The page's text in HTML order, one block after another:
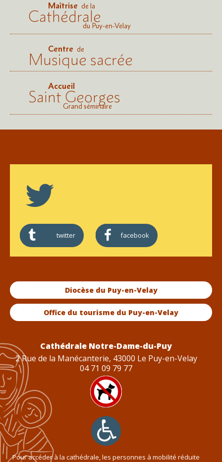
Maîtrise de la
Cathédraledu Puy-en-Velay
Centre de
Musique sacrée
Accueil
Saint Georges
Grand séminaire
twitter facebook
Diocèse du Puy-en-Velay
Office du tourisme du Puy-en-Velay
Cathédrale Notre-Dame-du-Puy
2 Rue de la Manécanterie, 43000 Le Puy-en-Velay
04 71 09 79 77
Pour accéder à la cathédrale, les personnes à mobilité réduite